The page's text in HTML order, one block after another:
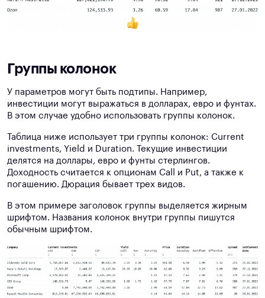
Группы колонок
У параметров могут быть подтипы. Например,
инвестиции могут выражаться в долларах, евро и фунтах.
В этом случае удобно использовать группы колонок.
Таблица ниже использует три группы колонок: Current
investments, Yield и Duration. Текущие инвестиции
делятся на доллары, евро и фунты стерлингов.
Доходность считается к опционам Call и Put, а также к
погашению. Дюрация бывает трех видов.
В этом примере заголовок группы выделяется жирным
шрифтом. Названия колонок внутри группы пишутся
обычным шрифтом.